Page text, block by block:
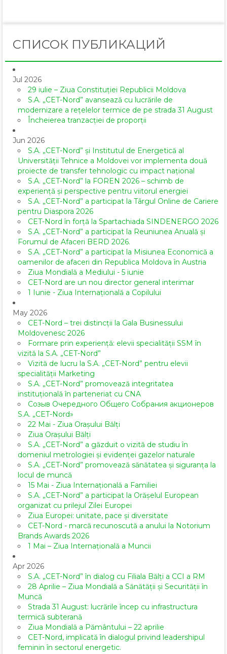
СПИСОК ПУБЛИКАЦИЙ
Jul 2026
29 iulie – Ziua Constituției Republicii Moldova
S.A. „CET-Nord” avansează cu lucrările de
modernizare a rețelelor termice de pe strada 31 August
Încheierea tranzacției de proporții
Jun 2026
S.A. „CET-Nord” și Institutul de Energetică al
Universității Tehnice a Moldovei vor implementa două
proiecte de transfer tehnologic cu impact național
S.A. „CET-Nord” la FOREN 2026 – schimb de
experiență și perspective pentru viitorul energiei
S.A. „CET-Nord” a participat la Târgul Online de Cariere
pentru Diaspora 2026
CET-Nord în forță la Spartachiada SINDENERGO 2026
S.A. „CET-Nord” a participat la Reuniunea Anuală și
Forumul de Afaceri BERD 2026.
S.A. „CET-Nord” a participat la Misiunea Economică a
oamenilor de afaceri din Republica Moldova în Austria
Ziua Mondială a Mediului - 5 iunie
CET-Nord are un nou director general interimar
1 Iunie - Ziua Internațională a Copilului
May 2026
CET-Nord – trei distincții la Gala Businessului
Moldovenesc 2026
Formare prin experiență: elevii specialității SSM în
vizită la S.A. „CET-Nord”
Vizită de lucru la S.A. „CET-Nord” pentru elevii
specialității Marketing
S.A. „CET-Nord” promovează integritatea
instituțională în parteneriat cu CNA
Созыв Очередного Общего Собрания акционеров
S.A. „CET-Nord»
22 Mai - Ziua Orașului Bălți
Ziua Orașului Bălți
S.A. „CET-Nord” a găzduit o vizită de studiu în
domeniul metrologiei și evidenței gazelor naturale
S.A. „CET-Nord” promovează sănătatea și siguranța la
locul de muncă
15 Mai - Ziua Internațională a Familiei
S.A. „CET-Nord” a participat la Orășelul European
organizat cu prilejul Zilei Europei
Ziua Europei: unitate, pace și diversitate
CET-Nord - marcă recunoscută a anului la Notorium
Brands Awards 2026
1 Mai – Ziua Internațională a Muncii
Apr 2026
S.A. „CET-Nord” în dialog cu Filiala Bălți a CCI a RM
28 Aprilie – Ziua Mondială a Sănătății și Securității în
Muncă
Strada 31 August: lucrările încep cu infrastructura
termică subterană
Ziua Mondială a Pământului – 22 aprilie
CET-Nord, implicată în dialogul privind leadershipul
feminin în sectorul energetic.